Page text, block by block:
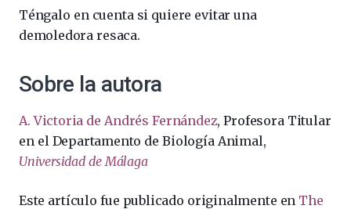
Téngalo en cuenta si quiere evitar una
demoledora resaca.
Sobre la autora
A. Victoria de Andrés Fernández, Profesora Titular
en el Departamento de Biología Animal,
Universidad de Málaga
Este artículo fue publicado originalmente en The